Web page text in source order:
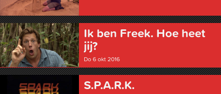
Ik ben Freek. Hoe heet
jij?
Do 6 okt 2016
S.P.A.R.K.